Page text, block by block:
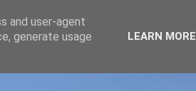
and user-agent
generate usage
LEARN MORE